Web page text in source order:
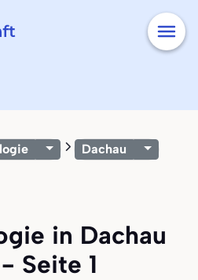
Dachau
in Dachau
Seite 1